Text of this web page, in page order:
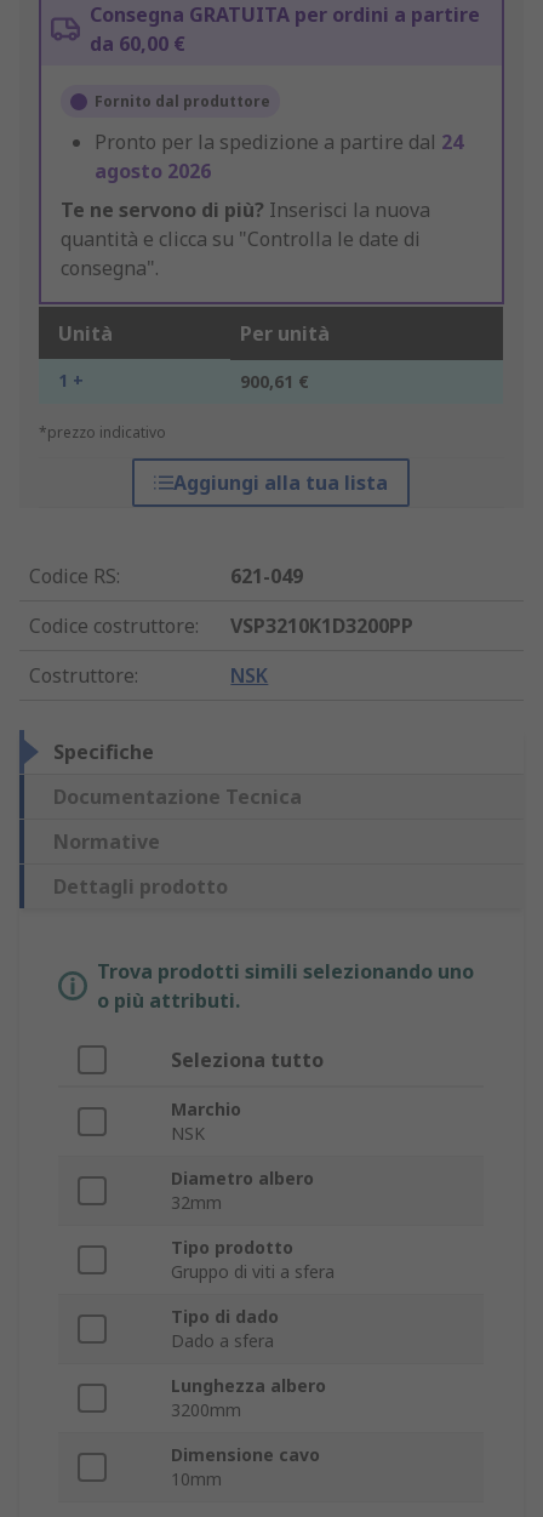
Consegna GRATUITA per ordini a partire
da 60,00 €
Fornito dal produttore
Pronto per la spedizione a partire dal 24
agosto 2026
Te ne servono di più? Inserisci la nuova
quantità e clicca su "Controlla le date di
consegna".
Unità Per unità
1 + 900,61 €
*prezzo indicativo
Aggiungi alla tua lista
Codice RS:
621-049
Codice costruttore:
VSP3210K1D3200PP
Costruttore: NSK
Specifiche
Documentazione Tecnica
Normative
Dettagli prodotto
Trova prodotti simili selezionando uno
o più attributi.
Seleziona tutto
Marchio
NSK
Diametro albero
32mm
Tipo prodotto
Gruppo di viti a sfera
Tipo di dado
Dado a sfera
Lunghezza albero
3200mm
Dimensione cavo
10mm